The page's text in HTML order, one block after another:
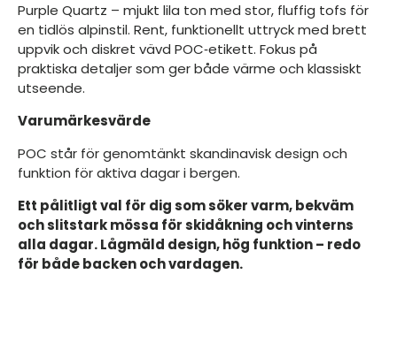
Purple Quartz – mjukt lila ton med stor, fluffig tofs för
en tidlös alpinstil. Rent, funktionellt uttryck med brett
uppvik och diskret vävd POC‑etikett. Fokus på
praktiska detaljer som ger både värme och klassiskt
utseende.
Varumärkesvärde
POC står för genomtänkt skandinavisk design och
funktion för aktiva dagar i bergen.
Ett pålitligt val för dig som söker varm, bekväm
och slitstark mössa för skidåkning och vinterns
alla dagar. Lågmäld design, hög funktion – redo
för både backen och vardagen.